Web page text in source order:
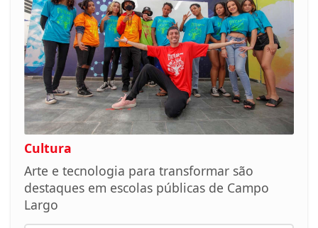
Cultura
Arte e tecnologia para transformar são
destaques em escolas públicas de Campo
Largo